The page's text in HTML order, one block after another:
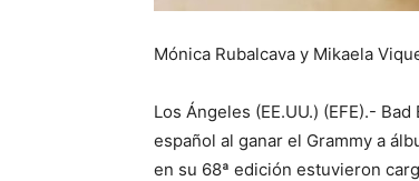
Mónica Rubalcava y Mikaela
Los Ángeles (EE.UU.) (EFE).-
español al ganar el Grammy a
en su 68ª edición estuvieron